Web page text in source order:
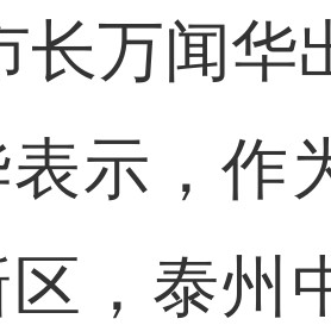
万闻华
示，作
，泰州